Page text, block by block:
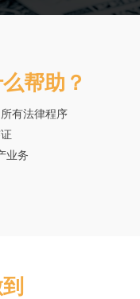
帮助？
有法律程序
业务